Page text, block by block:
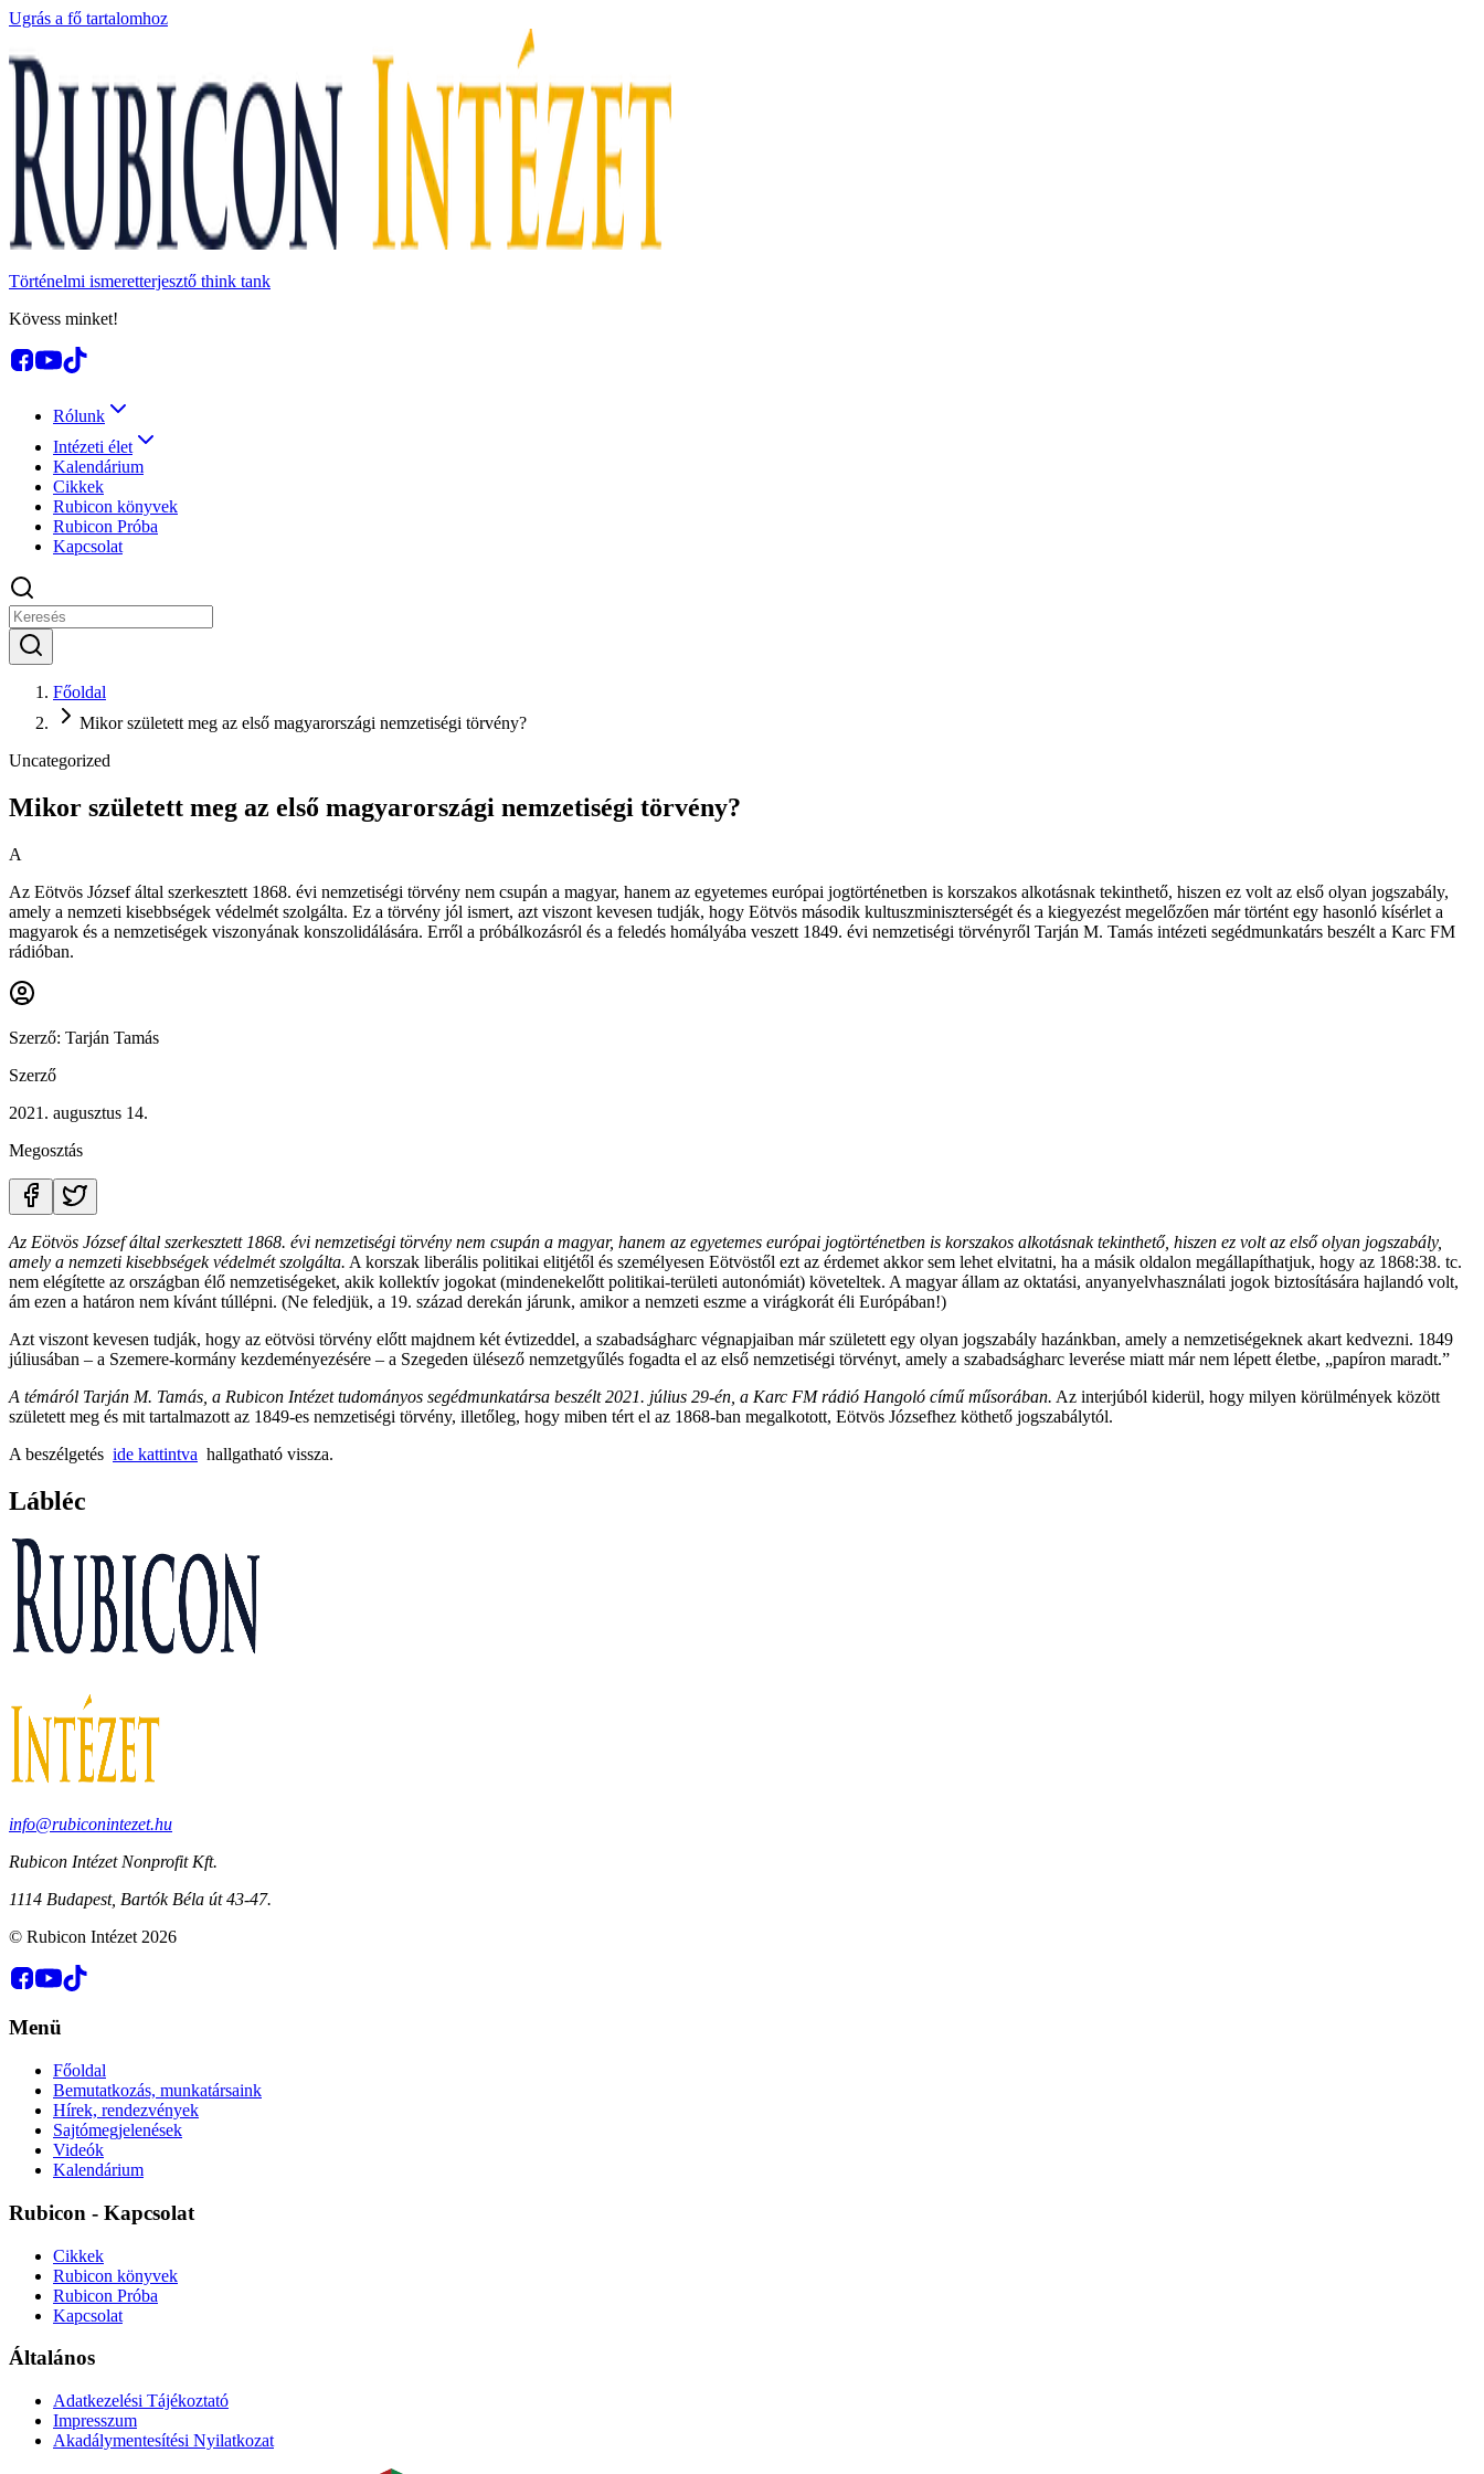
Ugrás a fő tartalomhoz
Történelmi ismeretterjesztő think tank
Kövess minket!
Rólunk
Intézeti élet
Kalendárium
Cikkek
Rubicon könyvek
Rubicon Próba
Kapcsolat
Főoldal
Mikor született meg az első magyarországi nemzetiségi törvény?
Uncategorized
Mikor született meg az első magyarországi nemzetiségi törvény?
A
Az Eötvös József által szerkesztett 1868. évi nemzetiségi törvény nem csupán a magyar, hanem az egyetemes európai jogtörténetben is korszakos alkotásnak tekinthető, hiszen ez volt az első olyan jogszabály,
amely a nemzeti kisebbségek védelmét szolgálta. Ez a törvény jól ismert, azt viszont kevesen tudják, hogy Eötvös második kultuszminiszterségét és a kiegyezést megelőzően már történt egy hasonló kísérlet a
magyarok és a nemzetiségek viszonyának konszolidálására. Erről a próbálkozásról és a feledés homályába veszett 1849. évi nemzetiségi törvényről Tarján M. Tamás intézeti segédmunkatárs beszélt a Karc FM
rádióban.
Szerző: Tarján Tamás
Szerző
2021. augusztus 14.
Megosztás
Az Eötvös József által szerkesztett 1868. évi nemzetiségi törvény nem csupán a magyar, hanem az egyetemes európai jogtörténetben is korszakos alkotásnak tekinthető, hiszen ez volt az első olyan jogszabály,
amely a nemzeti kisebbségek védelmét szolgálta. A korszak liberális politikai elitjétől és személyesen Eötvöstől ezt az érdemet akkor sem lehet elvitatni, ha a másik oldalon megállapíthatjuk, hogy az 1868:38. tc.
nem elégítette az országban élő nemzetiségeket, akik kollektív jogokat (mindenekelőtt politikai-területi autonómiát) követeltek. A magyar állam az oktatási, anyanyelvhasználati jogok biztosítására hajlandó volt,
ám ezen a határon nem kívánt túllépni. (Ne feledjük, a 19. század derekán járunk, amikor a nemzeti eszme a virágkorát éli Európában!)
Azt viszont kevesen tudják, hogy az eötvösi törvény előtt majdnem két évtizeddel, a szabadságharc végnapjaiban már született egy olyan jogszabály hazánkban, amely a nemzetiségeknek akart kedvezni. 1849
júliusában – a Szemere-kormány kezdeményezésére – a Szegeden ülésező nemzetgyűlés fogadta el az első nemzetiségi törvényt, amely a szabadságharc leverése miatt már nem lépett életbe, „papíron maradt.”
A témáról Tarján M. Tamás, a Rubicon Intézet tudományos segédmunkatársa beszélt 2021. július 29-én, a Karc FM rádió Hangoló című műsorában. Az interjúból kiderül, hogy milyen körülmények között
született meg és mit tartalmazott az 1849-es nemzetiségi törvény, illetőleg, hogy miben tért el az 1868-ban megalkotott, Eötvös Józsefhez köthető jogszabálytól.
A beszélgetés ide kattintva hallgatható vissza.
Lábléc
info@rubiconintezet.hu
Rubicon Intézet Nonprofit Kft.
1114 Budapest, Bartók Béla út 43-47.
© Rubicon Intézet 2026
Menü
Főoldal
Bemutatkozás, munkatársaink
Hírek, rendezvények
Sajtómegjelenések
Videók
Kalendárium
Rubicon - Kapcsolat
Cikkek
Rubicon könyvek
Rubicon Próba
Kapcsolat
Általános
Adatkezelési Tájékoztató
Impresszum
Akadálymentesítési Nyilatkozat